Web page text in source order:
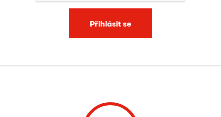
Přihlásit se